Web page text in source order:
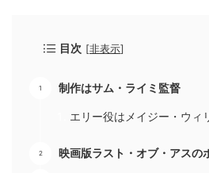
目次 [非表示]
制作はサム・ライミ監督
エリー役はメイジー・ウィ
映画版ラスト・オブ・アスの